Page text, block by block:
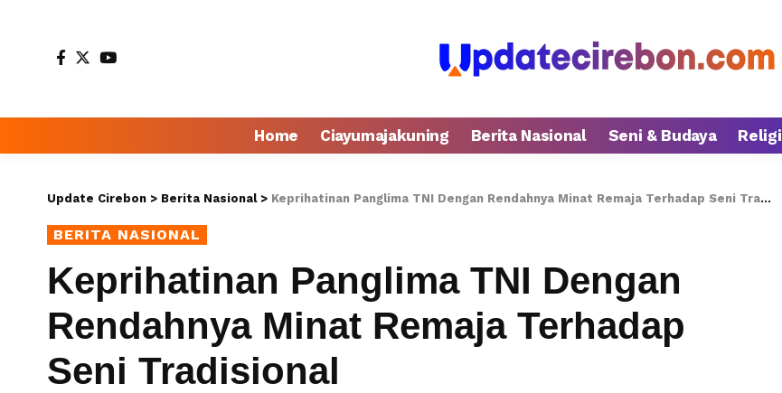
Home Ciayumajakuning Berita Nasional Seni & Budaya Religi
Update Cirebon > Berita Nasional> Keprihatinan Panglima TNI Dengan Rendahnya Minat Remaja Terhadap Seni Tradisional
BERITA NASIONAL
Keprihatinan Panglima TNI Dengan
Rendahnya Minat Remaja Terhadap
Seni Tradisional